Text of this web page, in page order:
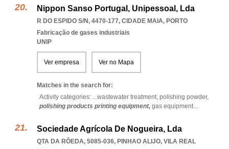
Nippon Sanso Portugal, Unipessoal, Lda
R DO ESPIDO S/N, 4470-177, CIDADE MAIA, PORTO
Fabricação de gases industriais
UNIP
Ver empresa Ver no Mapa
Matches in the search for:
Activity categories: ...wastewater treatment, polishing powder,
polishing products printing equipment, gas equipment...
Sociedade Agrícola De Nogueira, Lda
QTA DA RÔEDA, 5085-036, PINHAO ALIJO, VILA REAL